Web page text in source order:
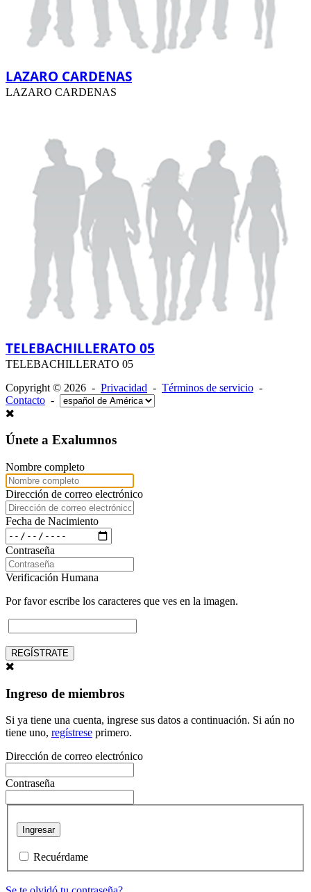
LAZARO CARDENAS
LAZARO CARDENAS
TELEBACHILLERATO 05
TELEBACHILLERATO 05
Copyright © 2026 - Privacidad - Términos de servicio -
Contacto -
Únete a Exalumnos
Nombre completo
Dirección de correo electrónico
Fecha de Nacimiento
Contraseña
Verificación Humana
Por favor escribe los caracteres que ves en la imagen.
REGÍSTRATE
Ingreso de miembros
Si ya tiene una cuenta, ingrese sus datos a continuación. Si aún no
tiene uno, regístrese primero.
Dirección de correo electrónico
Contraseña
Ingresar
Recuérdame